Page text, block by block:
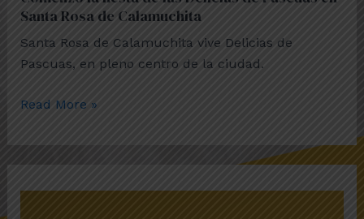
Santa Rosa de Calamuchita
Santa Rosa de Calamuchita vive Delicias de
Pascuas, en pleno centro de la ciudad.
Calamuchita
Read More »